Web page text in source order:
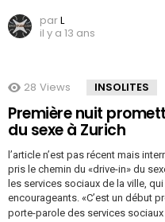
parL
il y a 13 ans
28 Views INSOLITES
Première nuit
du sexe à Zurich
l’article n’est pas récent mais
pris le chemin du «drive-in» du
les services sociaux de la ville,
encourageants. «C’est un début
porte-parole des services sociaux